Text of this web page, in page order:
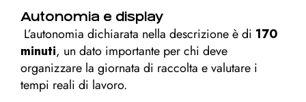
Autonomia e display
L’autonomia dichiarata nella descrizione è di 170
minuti, un dato importante per chi deve
organizzare la giornata di raccolta e valutare i
tempi reali di lavoro.